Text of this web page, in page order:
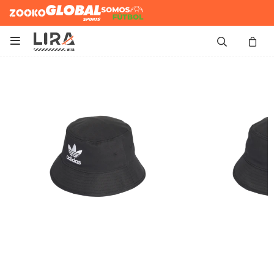
Zooko Global Sports
Somos
Futbol
